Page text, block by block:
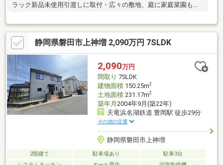
ラック新品未使用引渡しに取付・広々の敷地、庭に家庭菜園も可
静岡県磐田市上神増 2,090万円 7SLDK
2,090万円
間取り 7SLDK
建物面積150.25m2
土地面積231.17m2
築年月 2004年9月(築22年)
天竜浜名湖鉄道 豊岡駅 徒歩29分
その他の交通
静岡県磐田市上神増
2階建て 駐車場あり
駐車3台